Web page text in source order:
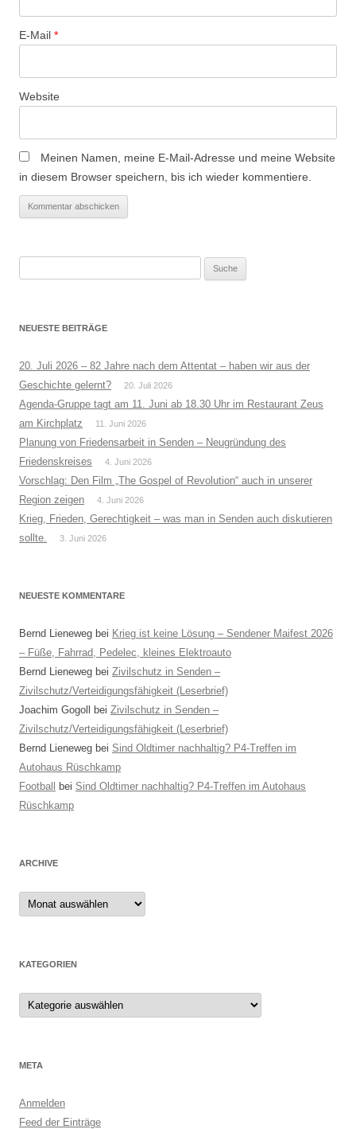
n
E-Mail *
Website
Meinen Namen, meine E-Mail-Adresse und meine Website
in diesem Browser speichern, bis ich wieder kommentiere.
NEUESTE BEITRÄGE
20. Juli 2026 – 82 Jahre nach dem Attentat – haben wir aus der
Geschichte gelernt?
20. Juli 2026
Agenda-Gruppe tagt am 11. Juni ab 18.30 Uhr im Restaurant Zeus
am Kirchplatz
11. Juni 2026
Planung von Friedensarbeit in Senden – Neugründung des
Friedenskreises
4. Juni 2026
Vorschlag: Den Film „The Gospel of Revolution“ auch in unserer
Region zeigen
4. Juni 2026
Krieg, Frieden, Gerechtigkeit – was man in Senden auch diskutieren
sollte.
3. Juni 2026
NEUESTE KOMMENTARE
Bernd Lieneweg bei Krieg ist keine Lösung – Sendener Maifest 2026
– Füße, Fahrrad, Pedelec, kleines Elektroauto
Bernd Lieneweg bei Zivilschutz in Senden –
Zivilschutz/Verteidigungsfähigkeit (Leserbrief)
Joachim Gogoll
bei Zivilschutz in Senden –
Zivilschutz/Verteidigungsfähigkeit (Leserbrief)
Bernd Lieneweg bei Sind Oldtimer nachhaltig? P4-Treffen im
Autohaus Rüschkamp
Football
bei Sind Oldtimer nachhaltig? P4-Treffen im Autohaus
Rüschkamp
ARCHIVE
Archive
KATEGORIEN
Kategorien
META
Anmelden
Feed der Einträge